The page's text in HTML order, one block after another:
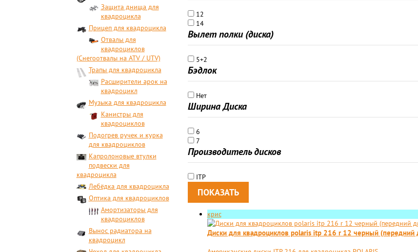
Защита днища для
квадроцикла
Прицеп для квадроцикла
Отвалы для
квадроциклов
(Снегоотвалы на ATV / UTV)
Трапы для квадроцикла
Расширители арок на
квадроцикл
Музыка для квадроцикла
Канистры для
квадроциклов
Подогрев ручек и курка
для квадроциклов
Капролоновые втулки
подвески для
квадроцикла
Лебёдка для квадроцикла
Оптика для квадроциклов
Амортизаторы для
квадроциклов
Вынос радиатора на
квадроцикл
12
14
Вылет полки (диска)
5+2
Бэдлок
Нет
Ширина Диска
6
7
Производитель дисков
ITP
крис
Диски для квадроциклов polaris itp 216 r 12 черный (передний